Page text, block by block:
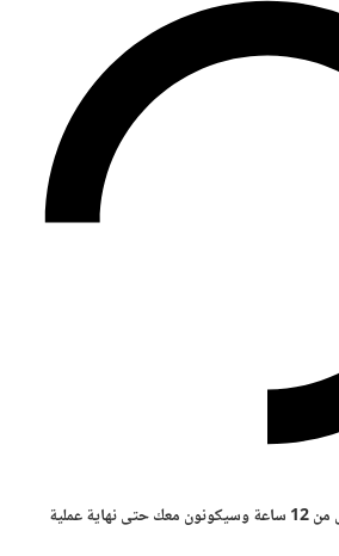
سيتصل بك خبراؤنا في أقل من 12 ساعة وسيكونون معك حتى نهاية عملية